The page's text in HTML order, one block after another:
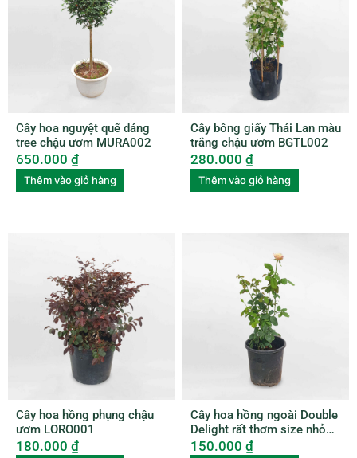
Cây hoa nguyệt quế dáng
tree chậu ươm MURA002
650.000 ₫
Thêm vào giỏ hàng
Cây bông giấy Thái Lan màu
trắng chậu ươm BGTL002
280.000 ₫
Thêm vào giỏ hàng
Cây hoa hồng phụng chậu
ươm LORO001
180.000 ₫
Cây hoa hồng ngoài Double
Delight rất thơm size nhỏ
ROSE007
150.000 ₫